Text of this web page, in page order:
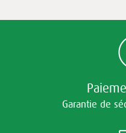
Garantie de